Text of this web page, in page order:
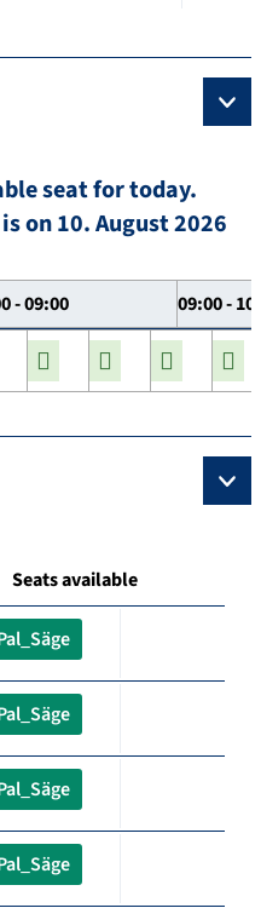
seat for today.
on 10. August 2026
- 09:00 09:00 -
Seats available